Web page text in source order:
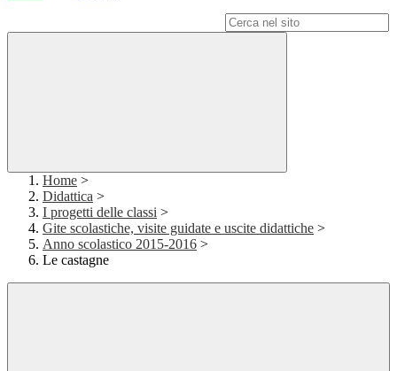
Home >
Didattica >
I progetti delle classi >
Gite scolastiche, visite guidate e uscite didattiche >
Anno scolastico 2015-2016 >
Le castagne